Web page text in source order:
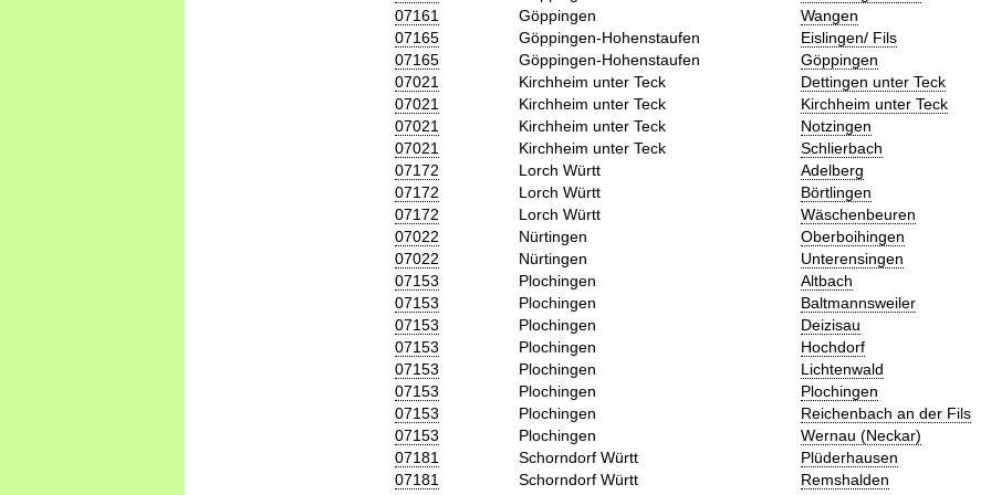
07161
Göppingen
Wangen
07165
Göppingen-Hohenstaufen
Eislingen/ Fils
07165
Göppingen-Hohenstaufen
Göppingen
07021
Kirchheim unter Teck
Dettingen unter Teck
07021
Kirchheim unter Teck
Kirchheim unter Teck
07021
Kirchheim unter Teck
Notzingen
07021
Kirchheim unter Teck
Schlierbach
07172
Lorch Württ
Adelberg
07172
Lorch Württ
Börtlingen
07172
Lorch Württ
Wäschenbeuren
07022
Nürtingen
Oberboihingen
07022
Nürtingen
Unterensingen
07153
Plochingen
Altbach
07153
Plochingen
Baltmannsweiler
07153
Plochingen
Deizisau
07153
Plochingen
Hochdorf
07153
Plochingen
Lichtenwald
07153
Plochingen
Plochingen
07153
Plochingen
Reichenbach an der Fils
07153
Plochingen
Wernau (Neckar)
07181
Schorndorf Württ
Plüderhausen
07181
Schorndorf Württ
Remshalden